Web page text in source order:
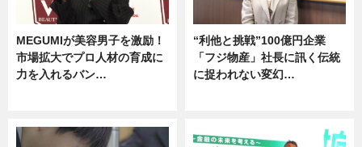
MEGUMIが美容男子を激励！
市場拡大でプロ人材の育成に
力を入れるバン…
“利他と挑戦”100億円企業
「フジ物産」社長に訊く伝統
に捉われない変幻…